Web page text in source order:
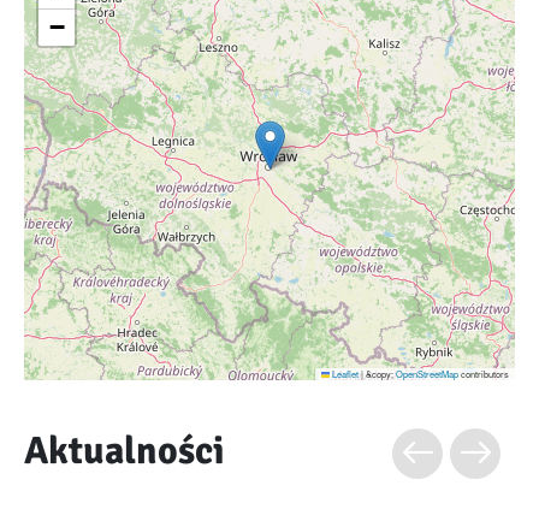
−
Leaflet|&copy;OpenStreetMapcontributors
Aktualności